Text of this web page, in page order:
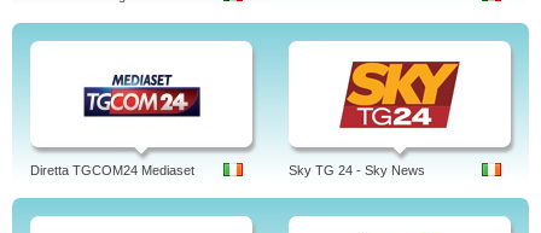
Diretta TGCOM24 Mediaset Sky TG 24 - Sky News